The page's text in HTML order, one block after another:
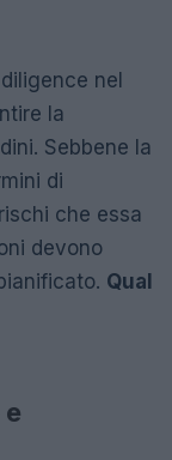
nel
la
Sebbene la
di
che essa
devono
Qual